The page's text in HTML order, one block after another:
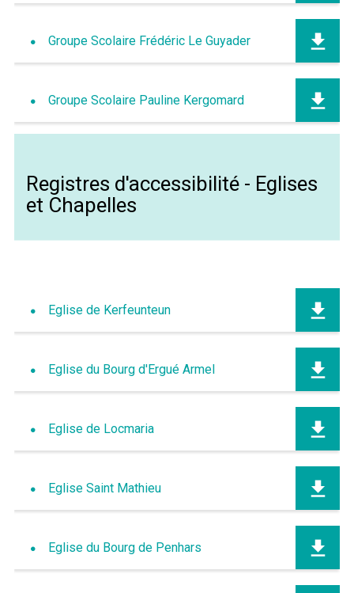
Groupe Scolaire Frédéric Le Guyader
Groupe Scolaire Pauline Kergomard
Registres d'accessibilité - Eglises
et Chapelles
Eglise de Kerfeunteun
Eglise du Bourg d'Ergué Armel
Eglise de Locmaria
Eglise Saint Mathieu
Eglise du Bourg de Penhars